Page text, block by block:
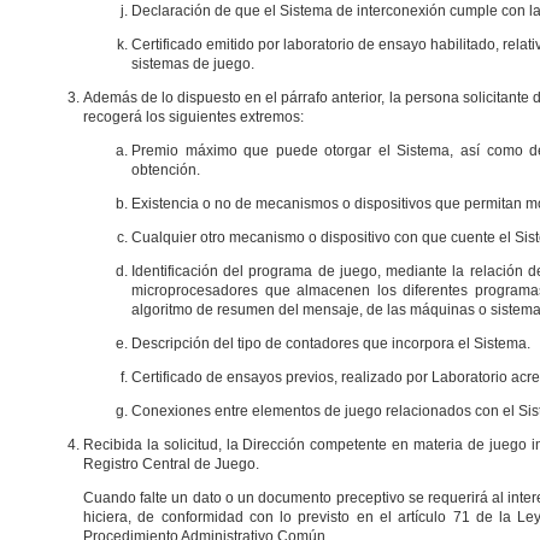
Declaración de que el Sistema de interconexión cumple con
Certificado emitido por laboratorio de ensayo habilitado,
sistemas de juego.
Además de lo dispuesto en el párrafo anterior, la persona
recogerá los siguientes extremos:
Premio máximo que puede otorgar el Sistema, así como
obtención.
Existencia o no de mecanismos o dispositivos que permitan
Cualquier otro mecanismo o dispositivo con que cuente el
Identificación del programa de juego, mediante la relación
microprocesadores que almacenen los diferentes
algoritmo de resumen del mensaje, de las máquinas o
Descripción del tipo de contadores que incorpora el Sistema.
Certificado de ensayos previos, realizado por Laboratorio
Conexiones entre elementos de juego relacionados con el
Recibida la solicitud, la Dirección competente en materia de
Registro Central de Juego.
Cuando falte un dato o un documento preceptivo se requerirá al
hiciera, de conformidad con lo previsto en el artículo 71 de la
Procedimiento Administrativo Común.